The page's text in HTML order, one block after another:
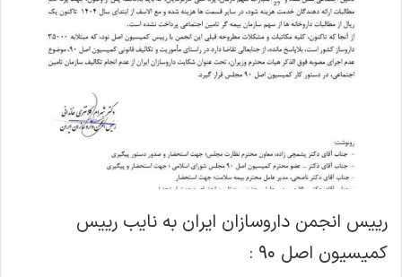
م
ی
ل
رییس انجمن داروسازان ایران به نایب رییس
کمیسیون اصل ۹۰ :